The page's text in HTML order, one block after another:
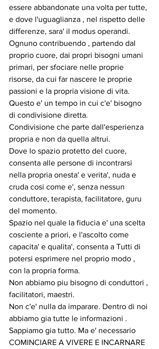
essere abbandonate una volta per tutte,
e dove l'uguaglianza , nel rispetto delle
differenze, sara' il modus operandi.
Ognuno contribuendo , partendo dal
proprio cuore, dai propri bisogni umani
primari, per sfociare nelle proprie
risorse, da cui far nascere le proprie
passioni e la propria visione di vita.
Questo e' un tempo in cui c'e' bisogno
di condivisione diretta.
Condivisione che parte dall'esperienza
propria e non da quella altrui.
Dove lo spazio protetto del cuore,
consenta alle persone di incontrarsi
nella propria onesta' e verita', nuda e
cruda cosi come e', senza nessun
conduttore, terapista, facilitatore, guru
del momento.
Spazio nel quale la fiducia e' una scelta
cosciente a priori, e l'ascolto come
capacita' e qualita', consenta a Tutti di
potersi esprimere nel proprio modo ,
con la propria forma.
Non abbiamo piu bisogno di conduttori ,
facilitatori, maestri.
Non c'e' nulla da imparare. Dentro di noi
abbiamo gia tutte le informazioni .
Sappiamo gia tutto. Ma e' necessario
COMINCIARE A VIVERE E INCARNARE